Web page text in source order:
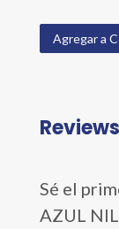
Agregar a
Reviews
Sé el
AZUL